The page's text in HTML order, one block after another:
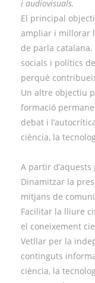
i audiovisuals.
El principal
ampliar i millorar
de parla
socials i polítics
perquè
Un altre objectiu
formació
debat i
ciència, la
A partir d’aquests
Dinamitzar la
mitjans de
Facilitar la lliure
el coneixement
Vetllar per la
continguts
ciència, la